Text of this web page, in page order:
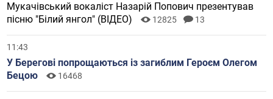
Мукачівський вокаліст Назарій Попович презентував
пісню "Білий янгол" (ВІДЕО)
12825 13
11:43
У Берегові попрощаються із загиблим Героєм Олегом
Бецою
16468